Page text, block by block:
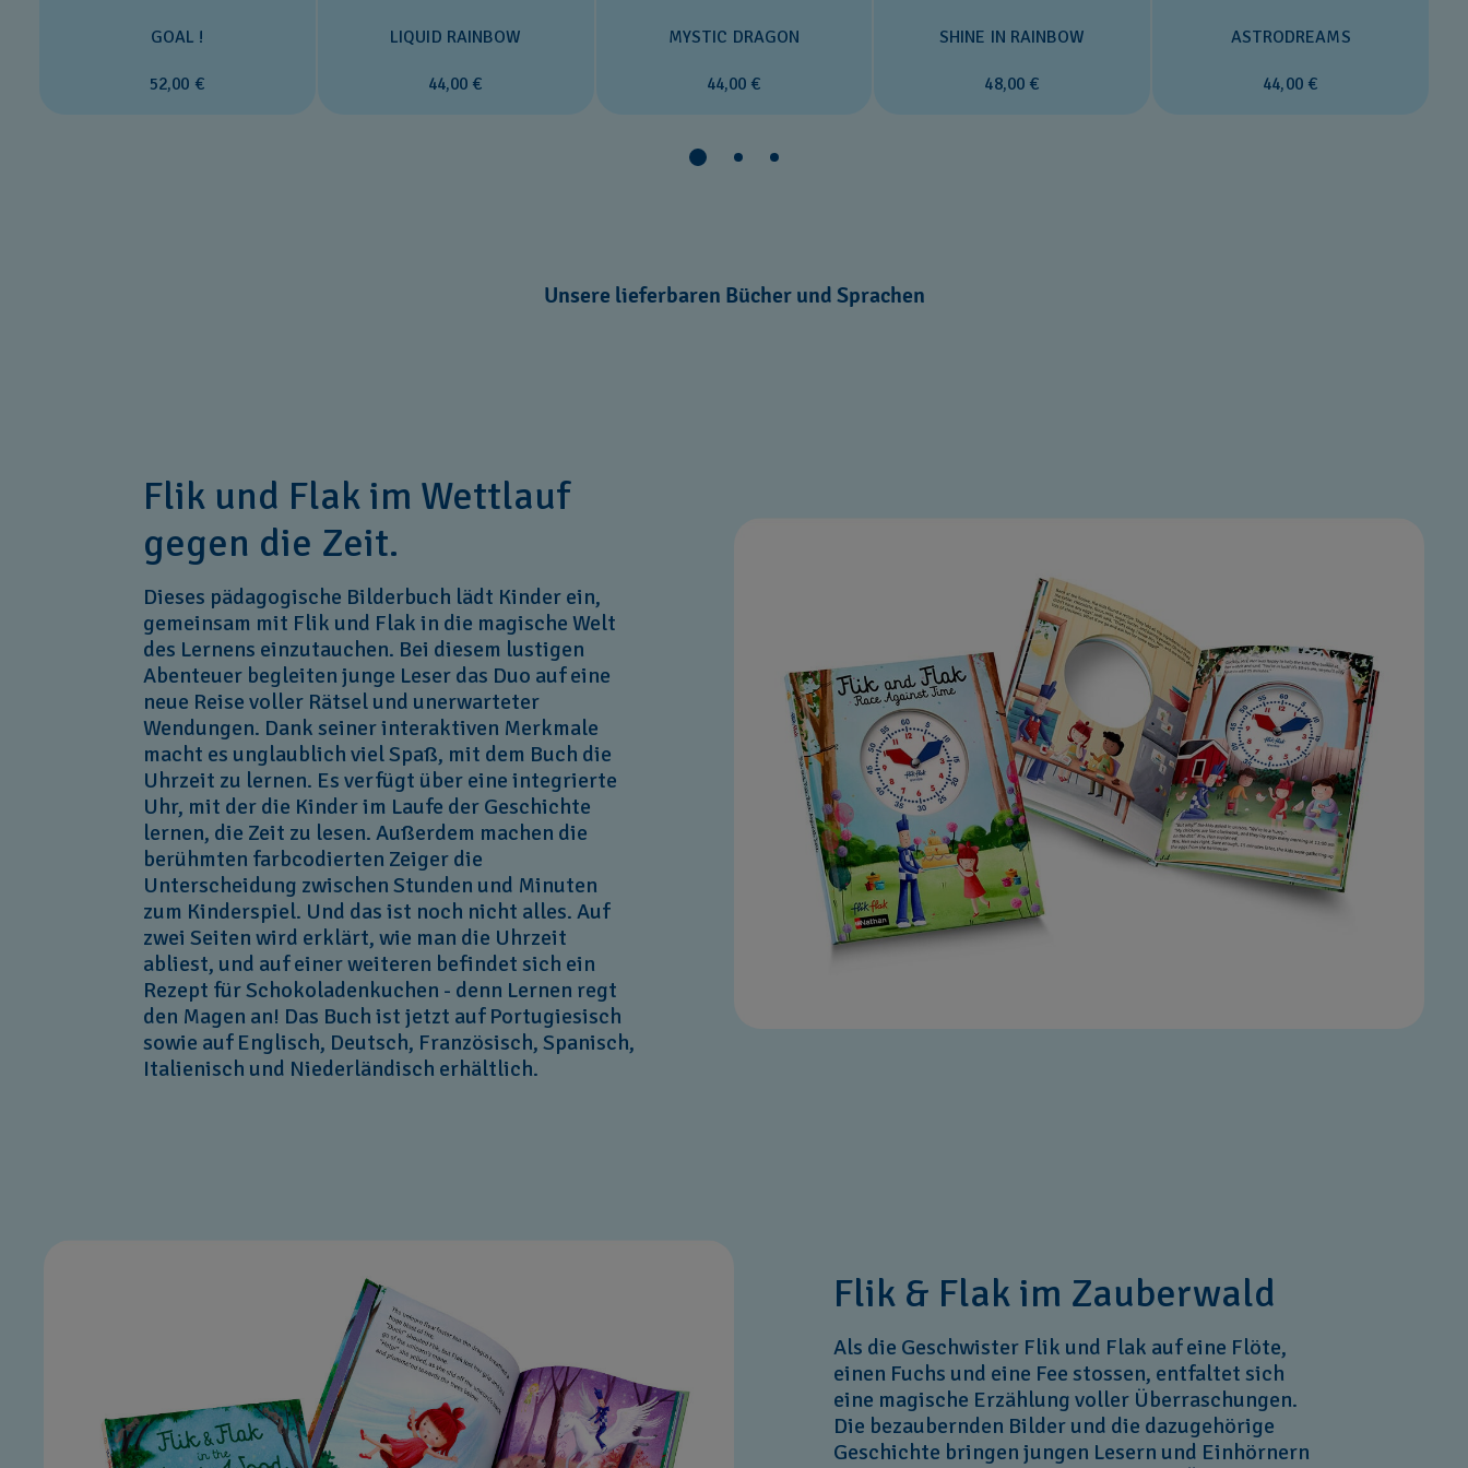
GOAL !
52,00 €
LIQUID RAINBOW
44,00 €
MYSTIC DRAGON
44,00 €
SHINE IN RAINBOW
48,00 €
ASTRODREAMS
44,00 €
Unsere lieferbaren Bücher und Sprachen
Flik und Flak im Wettlauf
gegen die Zeit.
Dieses pädagogische Bilderbuch lädt Kinder ein,
gemeinsam mit Flik und Flak in die magische Welt
des Lernens einzutauchen. Bei diesem lustigen
Abenteuer begleiten junge Leser das Duo auf eine
neue Reise voller Rätsel und unerwarteter
Wendungen. Dank seiner interaktiven Merkmale
macht es unglaublich viel Spaß, mit dem Buch die
Uhrzeit zu lernen. Es verfügt über eine integrierte
Uhr, mit der die Kinder im Laufe der Geschichte
lernen, die Zeit zu lesen. Außerdem machen die
berühmten farbcodierten Zeiger die
Unterscheidung zwischen Stunden und Minuten
zum Kinderspiel. Und das ist noch nicht alles. Auf
zwei Seiten wird erklärt, wie man die Uhrzeit
abliest, und auf einer weiteren befindet sich ein
Rezept für Schokoladenkuchen - denn Lernen regt
den Magen an! Das Buch ist jetzt auf Portugiesisch
sowie auf Englisch, Deutsch, Französisch, Spanisch,
Italienisch und Niederländisch erhältlich.
Flik & Flak im Zauberwald
Als die Geschwister Flik und Flak auf eine Flöte,
einen Fuchs und eine Fee stossen, entfaltet sich
eine magische Erzählung voller Überraschungen.
Die bezaubernden Bilder und die dazugehörige
Geschichte bringen jungen Lesern und Einhörnern